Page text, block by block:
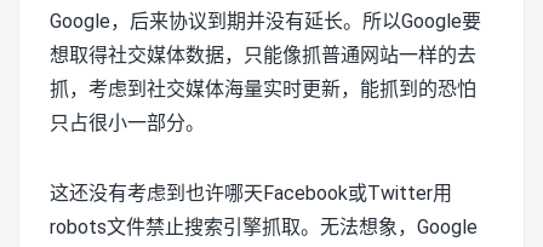
Google，后来协议到期并没有延长。所以Google要
想取得社交媒体数据，只能像抓普通网站一样的去
抓，考虑到社交媒体海量实时更新，能抓到的恐怕
只占很小一部分。
这还没有考虑到也许哪天Facebook或Twitter用
robots文件禁止搜索引擎抓取。无法想象，Google